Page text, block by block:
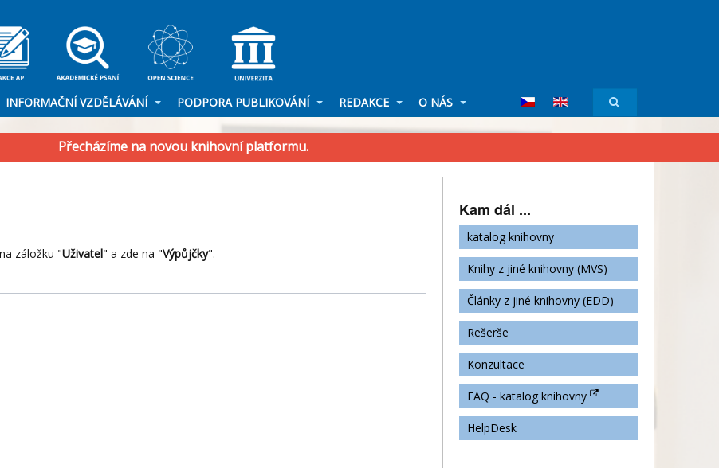
INFORMAČNÍ VZDĚLÁVÁNÍ PODPORA PUBLIKOVÁNÍ REDAKCE O NÁS
Přecházíme na novou knihovní platformu.
záložku "Uživatel" a zde na "Výpůjčky".
Kam dál ...
katalog knihovny
Knihy z jiné knihovny (MVS)
Články z jiné knihovny (EDD)
Rešerše
Konzultace
FAQ - katalog knihovny
HelpDesk